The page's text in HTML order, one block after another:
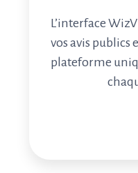
L’interface
vos avis publics
plateforme